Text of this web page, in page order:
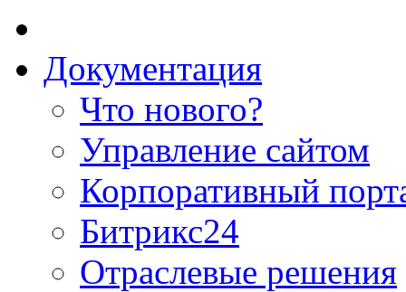
Документация
Что нового?
Управление сайтом
Корпоративный
Битрикс24
Отраслевые решения